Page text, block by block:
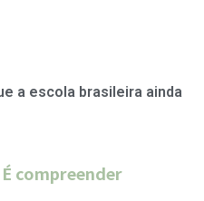
a escola brasileira ainda